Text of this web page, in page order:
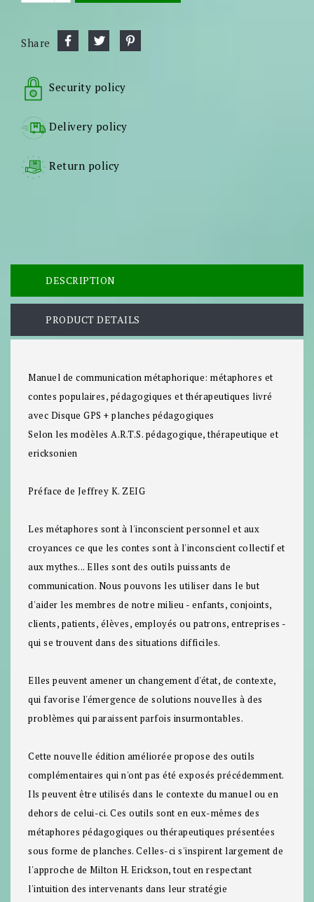
Share
Security policy
Delivery policy
Return policy
DESCRIPTION
PRODUCT DETAILS
Manuel de communication métaphorique: métaphores et
contes populaires, pédagogiques et thérapeutiques livré
avec Disque GPS + planches pédagogiques
Selon les modèles A.R.T.S. pédagogique, thérapeutique et
ericksonien
Préface de Jeffrey K. ZEIG
Les métaphores sont à l'inconscient personnel et aux
croyances ce que les contes sont à l'inconscient collectif et
aux mythes... Elles sont des outils puissants de
communication. Nous pouvons les utiliser dans le but
d'aider les membres de notre milieu - enfants, conjoints,
clients, patients, élèves, employés ou patrons, entreprises -
qui se trouvent dans des situations difficiles.
Elles peuvent amener un changement d'état, de contexte,
qui favorise l'émergence de solutions nouvelles à des
problèmes qui paraissent parfois insurmontables.
Cette nouvelle édition améliorée propose des outils
complémentaires qui n'ont pas été exposés précédemment.
Ils peuvent être utilisés dans le contexte du manuel ou en
dehors de celui-ci. Ces outils sont en eux-mêmes des
métaphores pédagogiques ou thérapeutiques présentées
sous forme de planches. Celles-ci s'inspirent largement de
l'approche de Milton H. Erickson, tout en respectant
l'intuition des intervenants dans leur stratégie